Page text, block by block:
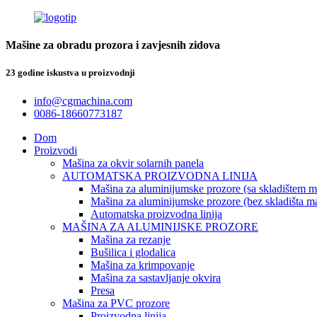
Mašine za obradu prozora i zavjesnih zidova
23 godine iskustva u proizvodnji
info@cgmachina.com
0086-18660773187
Dom
Proizvodi
Mašina za okvir solarnih panela
AUTOMATSKA PROIZVODNA LINIJA
Mašina za aluminijumske prozore (sa skladištem
Mašina za aluminijumske prozore (bez skladišta
Automatska proizvodna linija
MAŠINA ZA ALUMINIJSKE PROZORE
Mašina za rezanje
Bušilica i glodalica
Mašina za krimpovanje
Mašina za sastavljanje okvira
Presa
Mašina za PVC prozore